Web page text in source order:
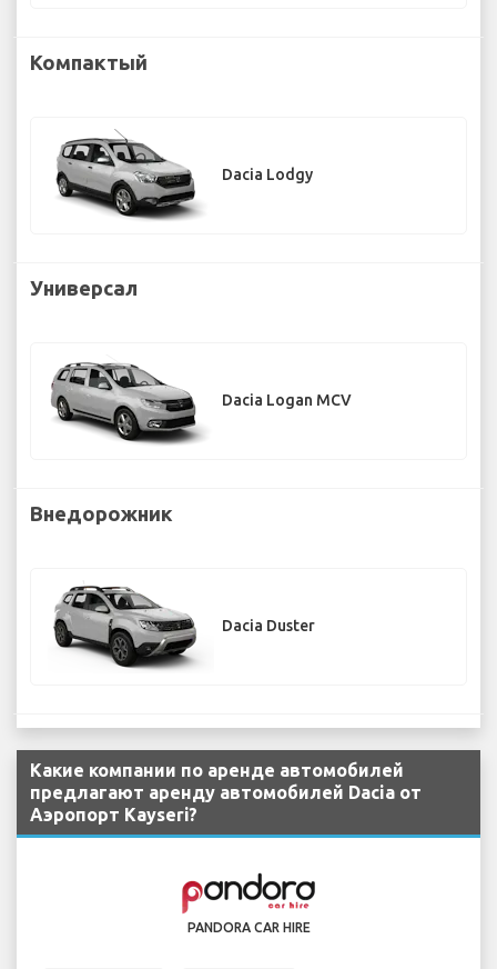
Компактый
Dacia Lodgy
Универсал
Dacia Logan MCV
Внедорожник
Dacia Duster
Какие компании по аренде автомобилей
предлагают аренду автомобилей Dacia от
Аэропорт Kayseri?
PANDORA CAR HIRE